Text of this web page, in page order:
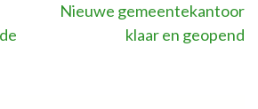
Nieuwe gemeentekantoor
klaar en geopend